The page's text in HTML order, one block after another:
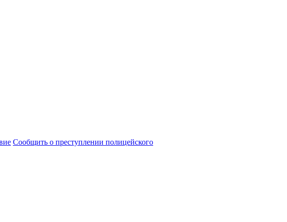
Сообщить о преступлении полицейского